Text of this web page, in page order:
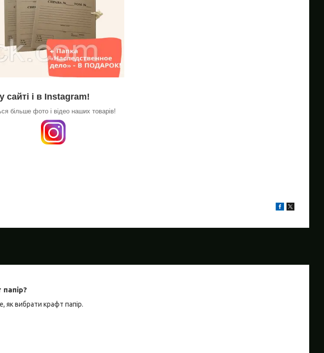
і в Instagram!
більше фото і відео наших товарів!
як вибрати крафт папір.